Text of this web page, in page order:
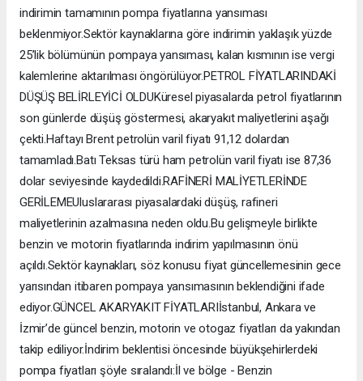
indirimin tamamının pompa fiyatlarına yansıması
beklenmiyor.Sektör kaynaklarına göre indirimin yaklaşık yüzde
25’lik bölümünün pompaya yansıması, kalan kısmının ise vergi
kalemlerine aktarılması öngörülüyor.PETROL FİYATLARINDAKİ
DÜŞÜŞ BELİRLEYİCİ OLDUKüresel piyasalarda petrol fiyatlarının
son günlerde düşüş göstermesi, akaryakıt maliyetlerini aşağı
çekti.Haftayı Brent petrolün varil fiyatı 91,12 dolardan
tamamladı.Batı Teksas türü ham petrolün varil fiyatı ise 87,36
dolar seviyesinde kaydedildi.RAFİNERİ MALİYETLERİNDE
GERİLEMEUluslararası piyasalardaki düşüş, rafineri
maliyetlerinin azalmasına neden oldu.Bu gelişmeyle birlikte
benzin ve motorin fiyatlarında indirim yapılmasının önü
açıldı.Sektör kaynakları, söz konusu fiyat güncellemesinin gece
yarısından itibaren pompaya yansımasının beklendiğini ifade
ediyor.GÜNCEL AKARYAKIT FİYATLARIİstanbul, Ankara ve
İzmir’de güncel benzin, motorin ve otogaz fiyatları da yakından
takip ediliyor.İndirim beklentisi öncesinde büyükşehirlerdeki
pompa fiyatları şöyle sıralandı:İl ve bölge - Benzin